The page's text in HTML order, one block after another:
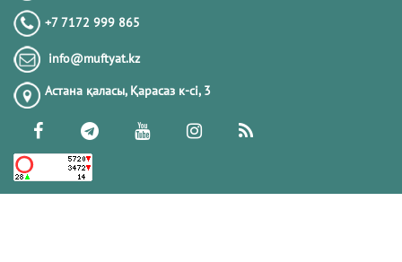
+7 7172 999 865
info@muftyat.kz
Астана қаласы, Қарасаз к-сi, 3